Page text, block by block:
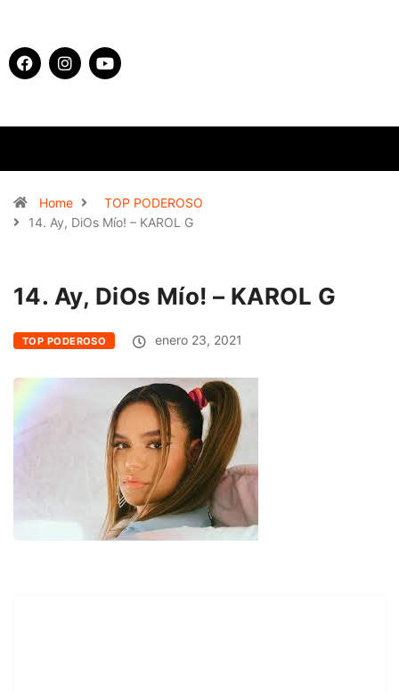
Home
TOP PODEROSO
14. Ay, DiOs Mío! – KAROL G
14. Ay, DiOs Mío! – KAROL G
TOP PODEROSO enero 23, 2021